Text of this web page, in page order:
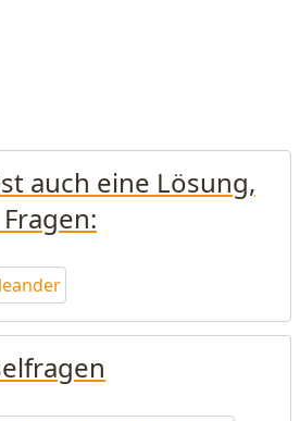
auch eine Lösung,